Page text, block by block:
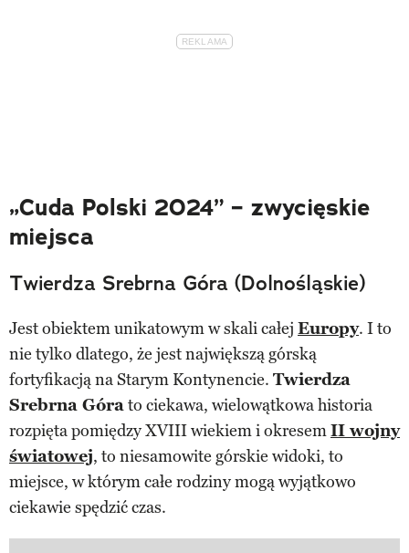
„Cuda Polski 2024” – zwycięskie
miejsca
Twierdza Srebrna Góra (Dolnośląskie)
Jest obiektem unikatowym w skali całej Europy. I to
nie tylko dlatego, że jest największą górską
fortyfikacją na Starym Kontynencie. Twierdza
Srebrna Górato ciekawa, wielowątkowa historia
rozpięta pomiędzy XVIII wiekiem i okresemII wojny
światowej, to niesamowite górskie widoki, to
miejsce, w którym całe rodziny mogą wyjątkowo
ciekawie spędzić czas.